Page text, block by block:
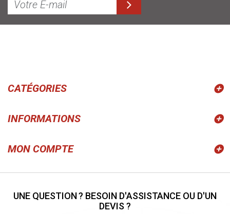
CATÉGORIES
INFORMATIONS
MON COMPTE
UNE QUESTION ? BESOIN D'ASSISTANCE OU D'UN
DEVIS ?